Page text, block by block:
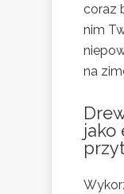
coraz
nim
na
jako